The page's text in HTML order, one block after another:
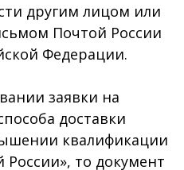
другим лицом или
Почтой России
Федерации.
заявки на
доставки
квалификации
то документ